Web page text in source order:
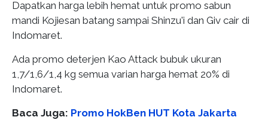
Dapatkan harga lebih hemat untuk promo sabun
mandi Kojiesan batang sampai Shinzu'i dan Giv cair di
Indomaret.
Ada promo deterjen Kao Attack bubuk ukuran
1,7/1,6/1,4 kg semua varian harga hemat 20% di
Indomaret.
Baca Juga: Promo HokBen HUT Kota Jakarta